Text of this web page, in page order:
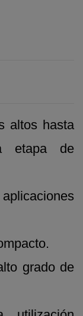
altos hasta
etapa de
grado de